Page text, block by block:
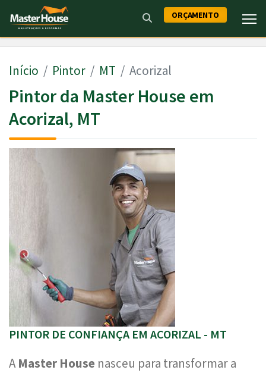
ORÇAMENTO
Início Pintor MT Acorizal
Pintor da Master House em
Acorizal, MT
PINTOR DE CONFIANÇA EM ACORIZAL - MT
AMaster House nasceu para transformar a